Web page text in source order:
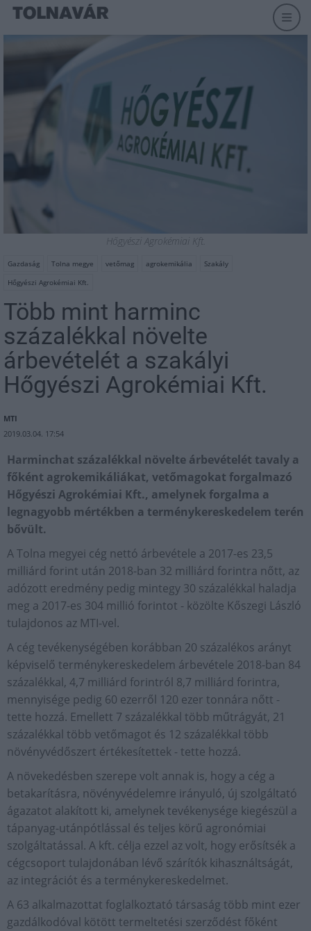
Hőgyészi Agrokémiai Kft.
Gazdaság Tolna megye vetőmag agrokemikália
Szakály
Hőgyészi Agrokémiai Kft.
Több mint harminc
százalékkal növelte
árbevételét a szakályi
Hőgyészi Agrokémiai Kft.
MTI
2019.03.04. 17:54
Harminchat százalékkal növelte árbevételét tavaly a
főként agrokemikáliákat, vetőmagokat forgalmazó
Hőgyészi Agrokémiai Kft., amelynek forgalma a
legnagyobb mértékben a terménykereskedelem terén
bővült.
A Tolna megyei cég nettó árbevétele a 2017-es 23,5
milliárd forint után 2018-ban 32 milliárd forintra nőtt, az
adózott eredmény pedig mintegy 30 százalékkal haladja
meg a 2017-es 304 millió forintot - közölte Kőszegi László
tulajdonos az MTI-vel.
A cég tevékenységében korábban 20 százalékos arányt
képviselő terménykereskedelem árbevétele 2018-ban 84
százalékkal, 4,7 milliárd forintról 8,7 milliárd forintra,
mennyisége pedig 60 ezerről 120 ezer tonnára nőtt -
tette hozzá. Emellett 7 százalékkal több műtrágyát, 21
százalékkal több vetőmagot és 12 százalékkal több
növényvédőszert értékesítettek - tette hozzá.
A növekedésben szerepe volt annak is, hogy a cég a
betakarításra, növényvédelemre irányuló, új szolgáltató
ágazatot alakított ki, amelynek tevékenysége kiegészül a
tápanyag-utánpótlással és teljes körű agronómiai
szolgáltatással. A kft. célja ezzel az volt, hogy erősítsék a
cégcsoport tulajdonában lévő szárítók kihasználtságát,
az integrációt és a terménykereskedelmet.
A 63 alkalmazottat foglalkoztató társaság több mint ezer
gazdálkodóval kötött termeltetési szerződést főként